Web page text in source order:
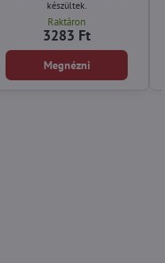
készültek.
Raktáron
3283 Ft
Megnézni